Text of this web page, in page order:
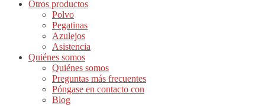
Otros productos
Polvo
Pegatinas
Azulejos
Asistencia
Quiénes somos
Quiénes somos
Preguntas más frecuentes
Póngase en contacto con
Blog